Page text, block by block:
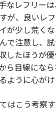
なレフリー
が、良いレ
が少し荒く
で注意し、
したほうが
ら目線にな
ように心がけ
はこう考察す